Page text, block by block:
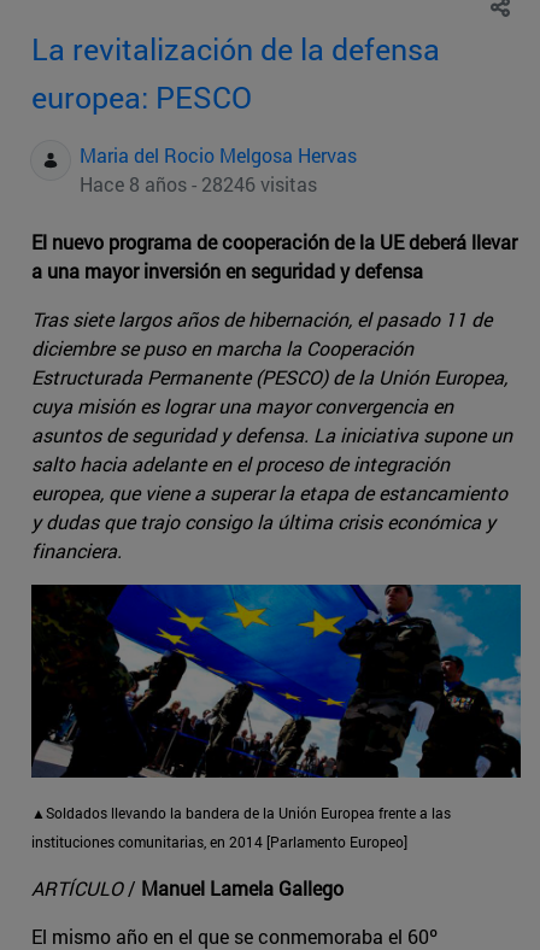
La revitalización de la defensa
europea: PESCO
Maria del Rocio Melgosa Hervas
Hace 8 años - 28246 visitas
El nuevo programa de cooperación de la UE deberá llevar
a una mayor inversión en seguridad y defensa
Tras siete largos años de hibernación, el pasado 11 de
diciembre se puso en marcha la Cooperación
Estructurada Permanente (PESCO) de la Unión Europea,
cuya misión es lograr una mayor convergencia en
asuntos de seguridad y defensa. La iniciativa supone un
salto hacia adelante en el proceso de integración
europea, que viene a superar la etapa de estancamiento
y dudas que trajo consigo la última crisis económica y
financiera.
▲Soldados llevando la bandera de la Unión Europea frente a las
instituciones comunitarias, en 2014 [Parlamento Europeo]
ARTÍCULO/ Manuel Lamela Gallego
El mismo año en el que se conmemoraba el 60º